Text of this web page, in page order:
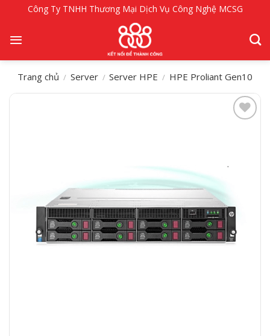
nội
Công Ty TNHH Thương Mại Dịch Vụ Công Nghệ MCSG
Trang chủ / Server / Server HPE / HPE Proliant Gen10